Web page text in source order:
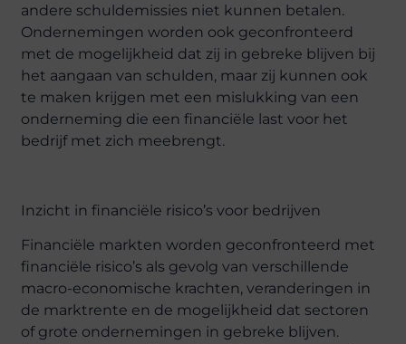
andere schuldemissies niet kunnen betalen.
Ondernemingen worden ook geconfronteerd
met de mogelijkheid dat zij in gebreke blijven bij
het aangaan van schulden, maar zij kunnen ook
te maken krijgen met een mislukking van een
onderneming die een financiële last voor het
bedrijf met zich meebrengt.
Inzicht in financiële risico’s voor bedrijven
Financiële markten worden geconfronteerd met
financiële risico’s als gevolg van verschillende
macro-economische krachten, veranderingen in
de marktrente en de mogelijkheid dat sectoren
of grote ondernemingen in gebreke blijven.